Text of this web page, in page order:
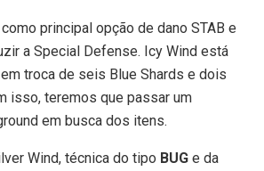
principal opção de dano STAB e
a Special Defense. Icy Wind está
troca de seis Blue Shards e dois
isso, teremos que passar um
em busca dos itens.
Wind, técnica do tipo BUG e da